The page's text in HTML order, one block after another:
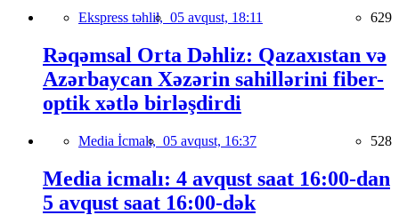
Ekspress təhlil, 05 avqust, 18:11 629
Rəqəmsal Orta Dəhliz: Qazaxıstan və
Azərbaycan Xəzərin sahillərini fiber-
optik xətlə birləşdirdi
Media İcmalı, 05 avqust, 16:37 528
Media icmalı: 4 avqust saat 16:00-dan
5 avqust saat 16:00-dək